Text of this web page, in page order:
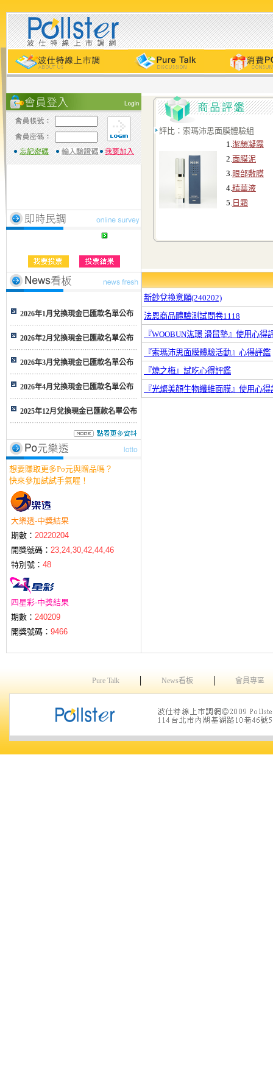
2026年1月兌換現金已匯款名單公布
2026年2月兌換現金已匯款名單公布
2026年3月兌換現金已匯款名單公布
2026年4月兌換現金已匯款名單公布
2025年12月兌換現金已匯款名單公布
想要賺取更多Po元與贈品嗎？
快來參加試試手氣喔！
大樂透-中獎結果
期數： 20220204
開獎號碼： 23,24,30,42,44,46
特別號： 48
四星彩-中獎結果
期數： 240209
開獎號碼： 9466
評比：索瑪沛思面膜體驗組
1.潔顏凝露
2.面膜泥
3.眼部敷膜
4.精華液
5. 日霜
新鈔兌換意願(240202)
法恩商品體驗測試問卷1118
『WOOBUN汯璟 滑鼠墊』使用心得
『索瑪沛思面膜體驗活動』心得評鑑
『燒之梅』試吃心得評鑑
『光燦美顏生物纖維面膜』使用心得
Pure Talk News看板 會員專區